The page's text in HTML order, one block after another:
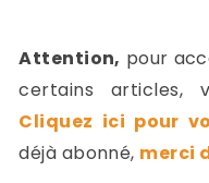
Attention, pour
certains articles,
Cliquez ici pour
déjà abonné, merci